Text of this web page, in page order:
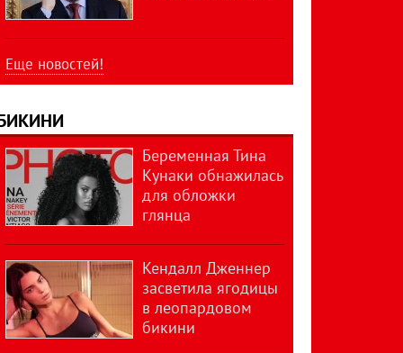
Еще новостей!
Беременная Тина
Кунаки обнажилась
для обложки
глянца
Кендалл Дженнер
засветила ягодицы
в леопардовом
бикини